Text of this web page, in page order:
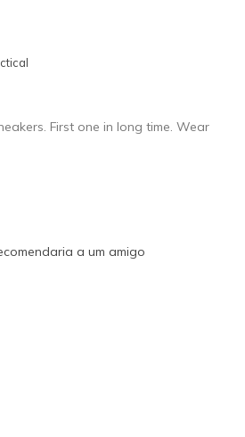
true to size
First one in long time. Wear
a um amigo